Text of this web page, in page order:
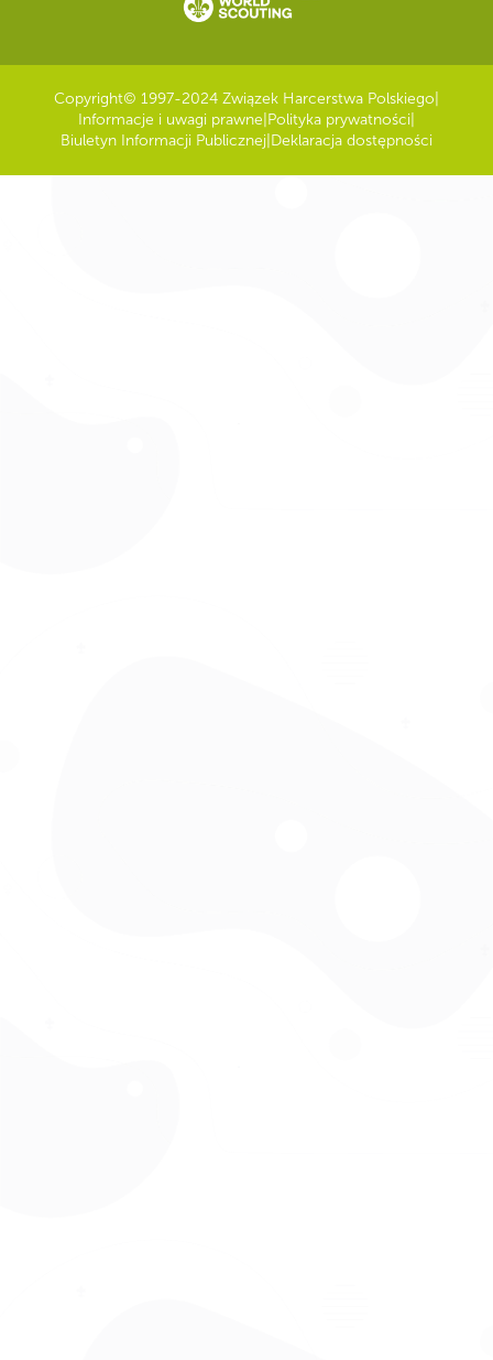
Copyright© 1997-2024 Związek Harcerstwa Polskiego
Informacje i uwagi prawne Polityka prywatności
Biuletyn Informacji Publicznej Deklaracja dostępności